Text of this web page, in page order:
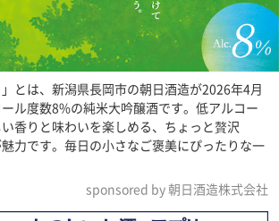
」とは、新潟県長岡市の朝日酒造が2026年4月
ル度数8%の純米大吟醸酒です。低アルコー
香りと味わいを楽しめる、ちょっと贅沢
力です。毎日の小さなご褒美にぴったりな一
sponsored by 朝日酒造株式会社